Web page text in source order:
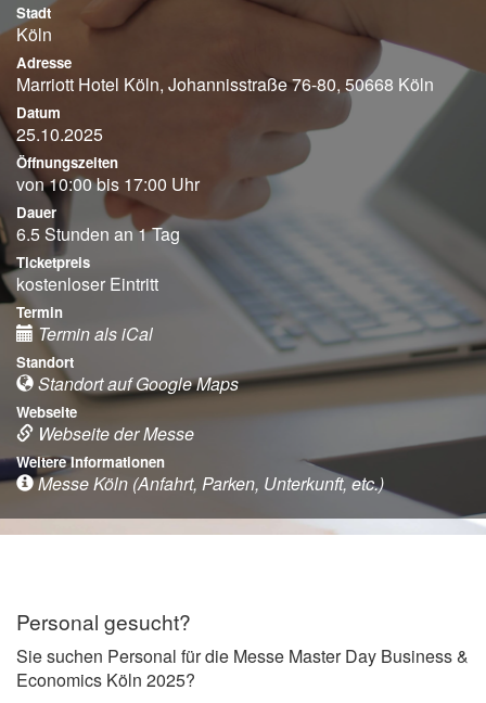
Stadt
Köln
Adresse
Marriott Hotel Köln, Johannisstraße 76-80, 50668 Köln
Datum
25.10.2025
Öffnungszeiten
von 10:00 bis 17:00 Uhr
Dauer
6.5 Stunden an 1 Tag
Ticketpreis
kostenloser Eintritt
Termin
Termin als iCal
Standort
Standort auf Google Maps
Webseite
Webseite der Messe
Weitere Informationen
Messe Köln (Anfahrt, Parken, Unterkunft, etc.)
Personal gesucht?
Sie suchen Personal für die Messe Master Day Business &
Economics Köln 2025?